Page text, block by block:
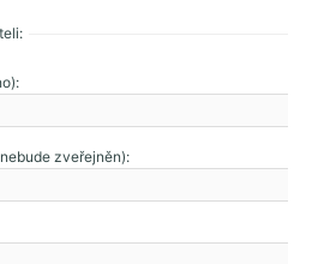
zveřejněn):